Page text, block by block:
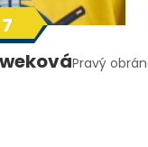
7
Pravý